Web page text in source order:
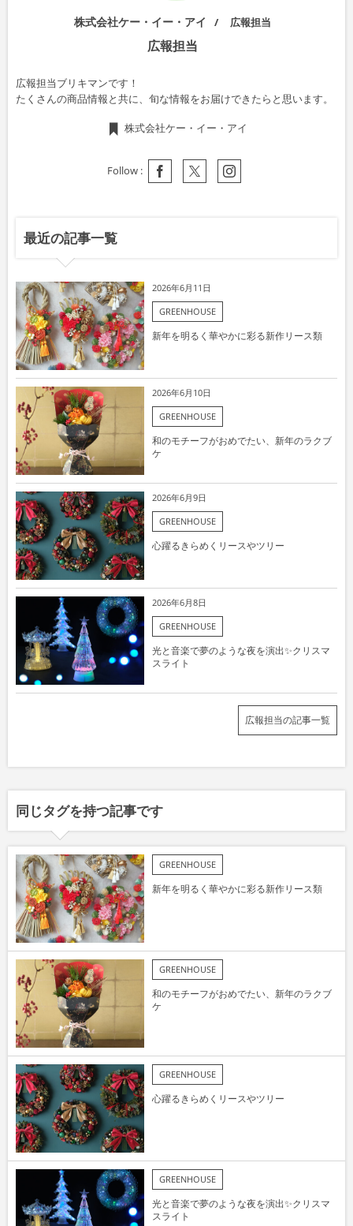
株式会社ケー・イー・アイ 広報担当
広報担当
広報担当ブリキマンです！
たくさんの商品情報と共に、旬な情報をお届けできたらと思います。
株式会社ケー・イー・アイ
Follow :
最近の記事一覧
2026年6月11日
GREENHOUSE
新年を明るく華やかに彩る新作リース類
2026年6月10日
GREENHOUSE
和のモチーフがおめでたい、新年のラクブ
ケ
2026年6月9日
GREENHOUSE
心躍るきらめくリースやツリー
2026年6月8日
GREENHOUSE
光と音楽で夢のような夜を演出✨クリスマ
スライト
広報担当の記事一覧
同じタグを持つ記事です
GREENHOUSE
新年を明るく華やかに彩る新作リース類
GREENHOUSE
和のモチーフがおめでたい、新年のラクブ
ケ
GREENHOUSE
心躍るきらめくリースやツリー
GREENHOUSE
光と音楽で夢のような夜を演出✨クリスマ
スライト